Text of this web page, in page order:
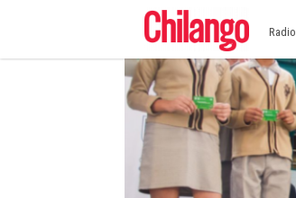
Radio